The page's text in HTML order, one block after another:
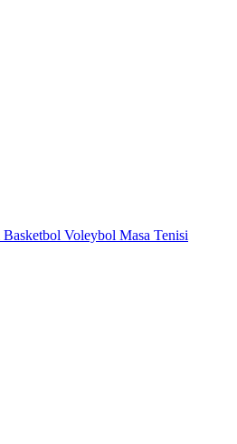
Basketbol Voleybol Masa Tenisi